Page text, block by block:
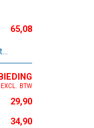
65,08
EXCL. BTW
29,90
34,90